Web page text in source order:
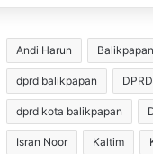
Andi Harun Balikpapan
dprd balikpapan
dprd kota balikpapan
Isran Noor Kaltim